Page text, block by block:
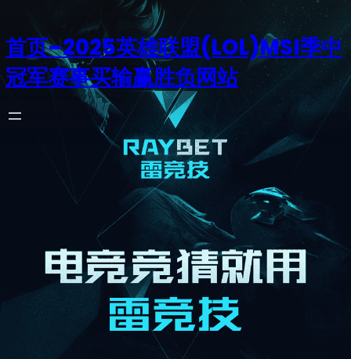
首页–2025英雄联盟(LOL)MSI季中
冠军赛事买输赢胜负网站